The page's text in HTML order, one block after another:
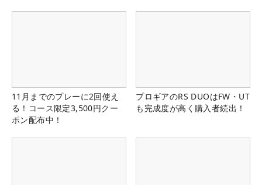
11月までのプレーに2回使え
る！コース限定3,500円クー
ポン配布中！
プロギアのRS DUOはFW・UT
も完成度が高く購入者続出！